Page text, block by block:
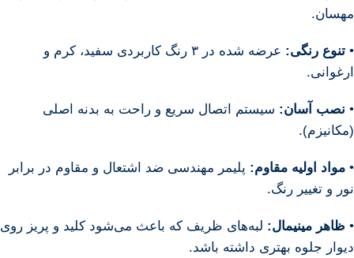
مهسان.
• تنوع رنگی:
عرضه شده در ۳ رنگ کاربردی سفید، کرم و
ارغوانی.
• نصب آسان: سیستم اتصال سریع و راحت به بدنه اصلی
(مکانیزم).
• مواد اولیه مقاوم: پلیمر مهندسی ضد اشتعال و مقاوم در برابر
نور و تغییر رنگ.
• ظاهر مینیمال: لبه‌های ظریف که باعث می‌شود کلید و پریز روی
دیوار جلوه بهتری داشته باشد.